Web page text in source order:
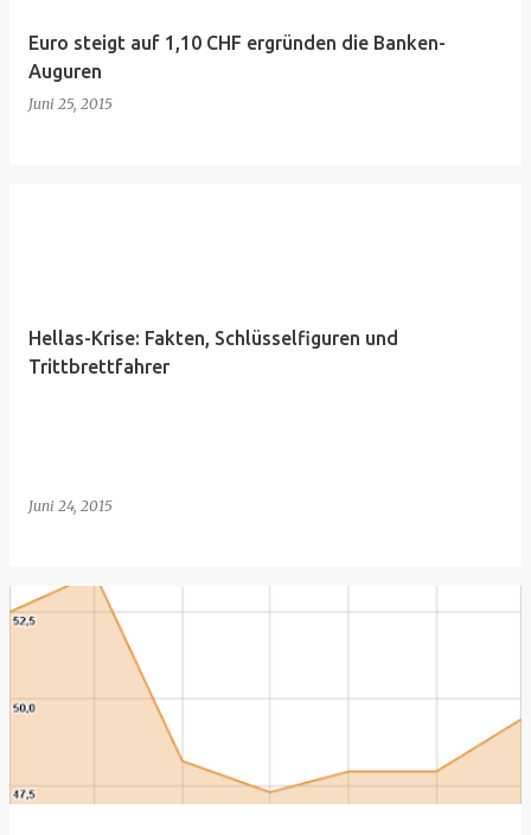
Euro steigt auf 1,10 CHF ergründen die Banken-
Auguren
Juni 25, 2015
Hellas-Krise: Fakten, Schlüsselfiguren und
Trittbrettfahrer
Juni 24, 2015